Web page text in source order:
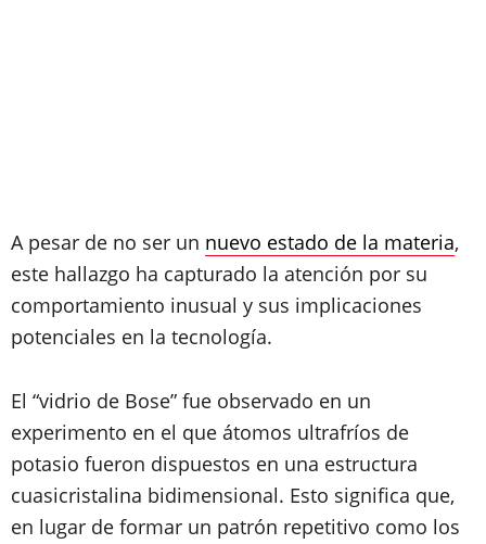
A pesar de no ser un nuevo estado de la materia,
este hallazgo ha capturado la atención por su
comportamiento inusual y sus implicaciones
potenciales en la tecnología.
El “vidrio de Bose” fue observado en un
experimento en el que átomos ultrafríos de
potasio fueron dispuestos en una estructura
cuasicristalina bidimensional. Esto significa que,
en lugar de formar un patrón repetitivo como los